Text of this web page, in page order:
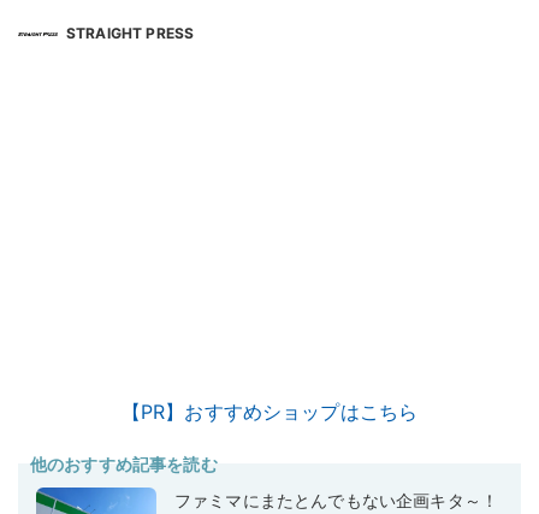
STRAIGHT PRESS
【PR】おすすめショップはこちら
他のおすすめ記事を読む
ファミマにまたとんでもない企画キタ～！